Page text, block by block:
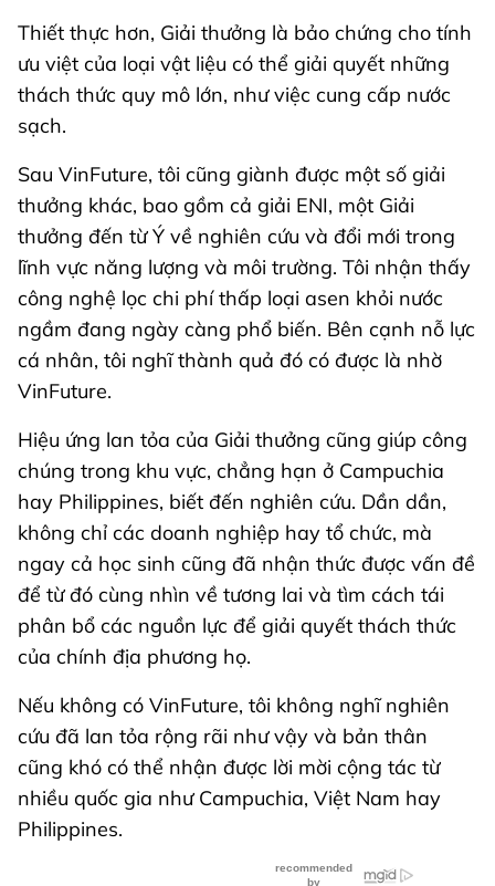
Thiết thực hơn, Giải thưởng là bảo chứng cho tính
ưu việt của loại vật liệu có thể giải quyết những
thách thức quy mô lớn, như việc cung cấp nước
sạch.
Sau VinFuture, tôi cũng giành được một số giải
thưởng khác, bao gồm cả giải ENI, một Giải
thưởng đến từ Ý về nghiên cứu và đổi mới trong
lĩnh vực năng lượng và môi trường. Tôi nhận thấy
công nghệ lọc chi phí thấp loại asen khỏi nước
ngầm đang ngày càng phổ biến. Bên cạnh nỗ lực
cá nhân, tôi nghĩ thành quả đó có được là nhờ
VinFuture.
Hiệu ứng lan tỏa của Giải thưởng cũng giúp công
chúng trong khu vực, chẳng hạn ở Campuchia
hay Philippines, biết đến nghiên cứu. Dần dần,
không chỉ các doanh nghiệp hay tổ chức, mà
ngay cả học sinh cũng đã nhận thức được vấn đề
để từ đó cùng nhìn về tương lai và tìm cách tái
phân bổ các nguồn lực để giải quyết thách thức
của chính địa phương họ.
Nếu không có VinFuture, tôi không nghĩ nghiên
cứu đã lan tỏa rộng rãi như vậy và bản thân
cũng khó có thể nhận được lời mời cộng tác từ
nhiều quốc gia như Campuchia, Việt Nam hay
Philippines.